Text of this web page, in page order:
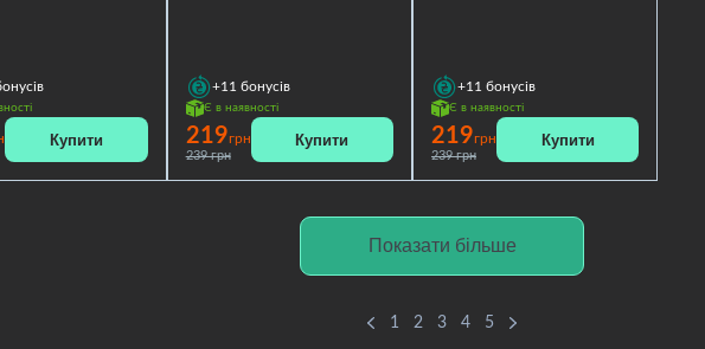
Купити
+11 бонусів
Є в наявності
219грн
239 грн
Купити
+11 бонусів
Є в наявності
219грн
239 грн
Купити
Показати більше
1 2 3 4 5